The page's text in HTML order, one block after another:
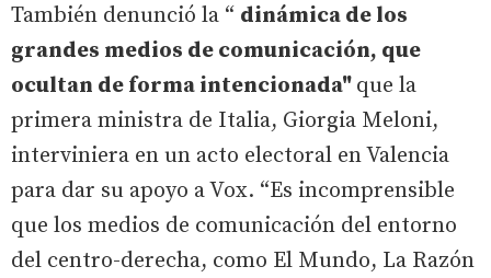
También denunció la “ dinámica de los
grandes medios de comunicación, que
ocultan de forma intencionada" que la
primera ministra de Italia, Giorgia Meloni,
interviniera en un acto electoral en Valencia
para dar su apoyo a Vox. “Es incomprensible
que los medios de comunicación del entorno
del centro-derecha, como El Mundo, La Razón